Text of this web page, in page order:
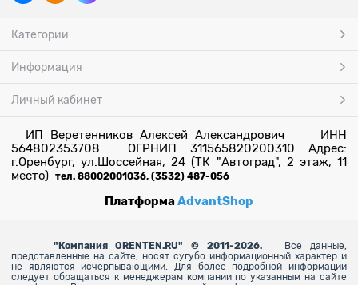
Категории
Информация
Личный кабинет
ИП Веретенников Алексей Александрович ИНН
564802353708 ОГРНИП 311565820200310 Адрес:
г.Оренбург, ул.Шоссейная, 24 (ТК "Автоград", 2 этаж, 11
место) тел. 88002001036, (3532) 487-056
ПлатформаAdvantShop
" Компания ORENTEN.RU" © 2011-2026.
Все данные,
представленные на сайте, носят сугубо информационный характер и
не являются исчерпывающими. Для более подробной информации
следует обращаться к менеджерам компании по указанным на сайте